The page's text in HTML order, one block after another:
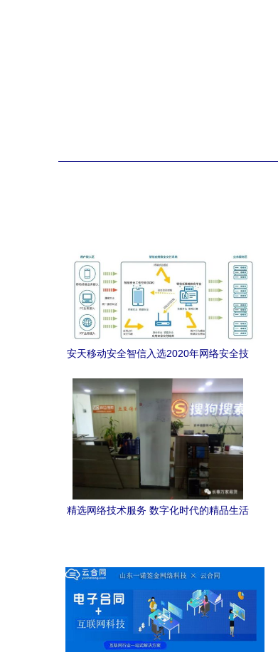
安天移动安全智信入选2020年网络安全技
精选网络技术服务 数字化时代的精品生活